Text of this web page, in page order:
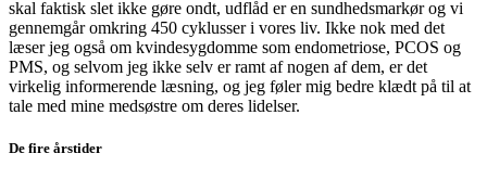
skal faktisk slet ikke gøre ondt, udflåd er en sundhedsmarkør og vi
gennemgår omkring 450 cyklusser i vores liv. Ikke nok med det
læser jeg også om kvindesygdomme som endometriose, PCOS og
PMS, og selvom jeg ikke selv er ramt af nogen af dem, er det
virkelig informerende læsning, og jeg føler mig bedre klædt på til at
tale med mine medsøstre om deres lidelser.
De fire årstider